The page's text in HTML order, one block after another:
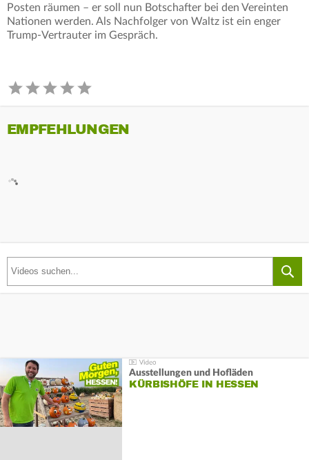
Posten räumen – er soll nun Botschafter bei den Vereinten
Nationen werden. Als Nachfolger von Waltz ist ein enger
Trump-Vertrauter im Gespräch.
EMPFEHLUNGEN
Ausstellungen und Hofläden
KÜRBISHÖFE IN HESSEN